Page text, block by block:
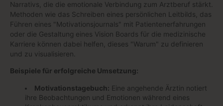
Narrativs, die die emotionale Verbindung zum Arztberuf stärkt.
Methoden wie das Schreiben eines persönlichen Leitbilds, das
Führen eines "Motivationsjournals" mit Patientenerfahrungen
oder die Gestaltung eines Vision Boards für die medizinische
Karriere können dabei helfen, dieses "Warum" zu definieren
und zu visualisieren.
Beispiele für erfolgreiche Umsetzung:
Motivationstagebuch: Eine angehende Ärztin notiert
ihre Beobachtungen und Emotionen während eines